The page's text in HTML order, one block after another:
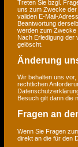
Treten Sie bzgl.
uns zum Zwecke der
validen E-Mail-
Beantwortung
werden zum Zwecke
Nach Erledigung der
gelöscht.
Änderung
Wir behalten uns
rechtlichen
Besuch gilt dann die
Fragen an
Wenn Sie Fragen
direkt an die für den